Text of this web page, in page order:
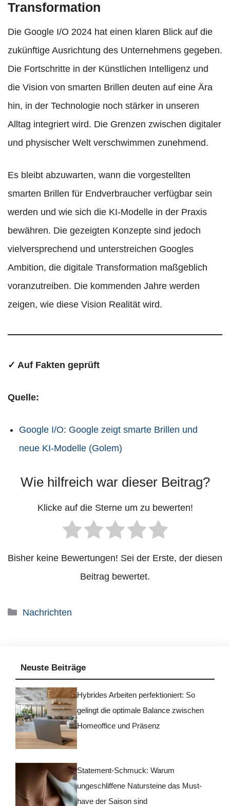
Transformation
Die Google I/O 2024 hat einen klaren Blick auf die
zukünftige Ausrichtung des Unternehmens gegeben.
Die Fortschritte in der Künstlichen Intelligenz und
die Vision von smarten Brillen deuten auf eine Ära
hin, in der Technologie noch stärker in unseren
Alltag integriert wird. Die Grenzen zwischen digitaler
und physischer Welt verschwimmen zunehmend.
Es bleibt abzuwarten, wann die vorgestellten
smarten Brillen für Endverbraucher verfügbar sein
werden und wie sich die KI-Modelle in der Praxis
bewähren. Die gezeigten Konzepte sind jedoch
vielversprechend und unterstreichen Googles
Ambition, die digitale Transformation maßgeblich
voranzutreiben. Die kommenden Jahre werden
zeigen, wie diese Vision Realität wird.
✓ Auf Fakten geprüft
Quelle:
Google I/O: Google zeigt smarte Brillen und
neue KI-Modelle (Golem)
Wie hilfreich war dieser Beitrag?
Klicke auf die Sterne um zu bewerten!
Bisher keine Bewertungen! Sei der Erste, der diesen
Beitrag bewertet.
Kategorien
Nachrichten
Neuste Beiträge
Hybrides Arbeiten perfektioniert: So
gelingt die optimale Balance zwischen
Homeoffice und Präsenz
Statement-Schmuck: Warum
ungeschliffene Natursteine das Must-
have der Saison sind